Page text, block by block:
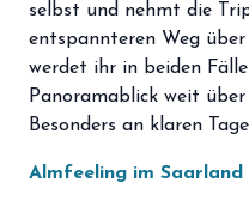
selbst und nehmt die
entspannteren Weg
werdet ihr in beiden
Panoramablick weit
Besonders an klaren
Almfeeling im Saarland